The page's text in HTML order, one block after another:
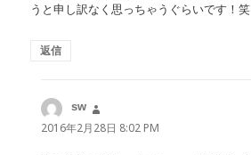
うと申し訳なく思っちゃうぐらいです！笑
返信
sw
り:
2016年2月28日 8:02 PM